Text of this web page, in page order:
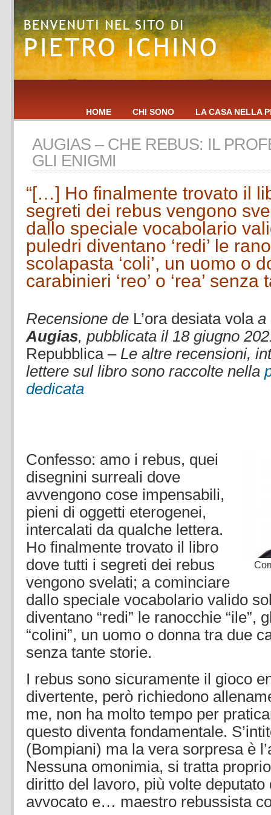
HOME CHI SONO LA CASA NELLA
AUGIAS – CHE REBUS: IL
GLI ENIGMI
“[…] Ho finalmente trovato il
segreti dei rebus vengono
dallo speciale vocabolario
puledri diventano ‘redi’ le
scolapasta ‘coli’, un uomo o
carabinieri ‘reo’ o ‘rea’
Recensione de L’ora desiata vola a
Augias, pubblicata il 18 giugno
Repubblica – Le altre recensioni,
lettere sul libro sono raccolte nella
dedicata
Confesso: amo i rebus, quei
disegnini surreali dove
avvengono cose impensabili,
pieni di oggetti eterogenei,
intercalati da qualche lettera.
Ho finalmente trovato il libro
dove tutti i segreti dei rebus
vengono svelati; a cominciare
dallo speciale vocabolario valido
diventano “redi” le ranocchie “ile”,
“colini”, un uomo o donna tra due
senza tante storie.
I rebus sono sicuramente il gioco
divertente, però richiedono
me, non ha molto tempo per
questo diventa fondamentale.
(Bompiani) ma la vera sorpresa è
Nessuna omonimia, si tratta
diritto del lavoro, più volte
avvocato e… maestro rebussista